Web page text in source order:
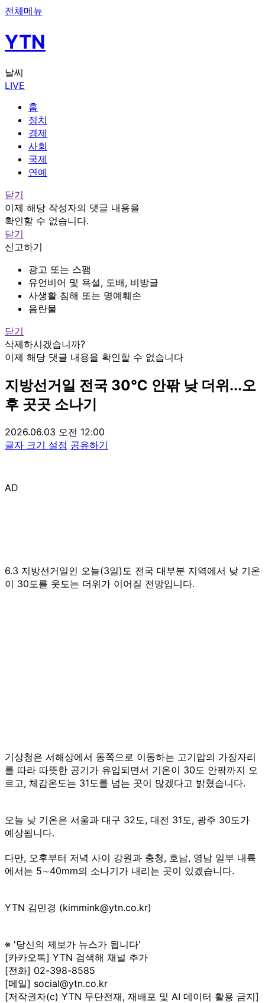
전체메뉴
YTN
날씨
LIVE
홈
정치
경제
사회
국제
연예
닫기
이제 해당 작성자의 댓글 내용을
확인할 수 없습니다.
닫기
신고하기
광고 또는 스팸
유언비어 및 욕설, 도배, 비방글
사생활 침해 또는 명예훼손
음란물
닫기
삭제하시겠습니까?
이제 해당 댓글 내용을 확인할 수 없습니다
지방선거일 전국 30℃ 안팎 낮 더위...오
후 곳곳 소나기
2026.06.03 오전 12:00
글자 크기 설정 공유하기
AD
6.3 지방선거일인 오늘(3일)도 전국 대부분 지역에서 낮 기온
이 30도를 웃도는 더위가 이어질 전망입니다.
기상청은 서해상에서 동쪽으로 이동하는 고기압의 가장자리
를 따라 따뜻한 공기가 유입되면서 기온이 30도 안팎까지 오
르고, 체감온도는 31도를 넘는 곳이 많겠다고 밝혔습니다.
오늘 낮 기온은 서울과 대구 32도, 대전 31도, 광주 30도가
예상됩니다.
다만, 오후부터 저녁 사이 강원과 충청, 호남, 영남 일부 내륙
에서는 5∼40mm의 소나기가 내리는 곳이 있겠습니다.
YTN 김민경 (kimmink@ytn.co.kr)
※ '당신의 제보가 뉴스가 됩니다'
[카카오톡] YTN 검색해 채널 추가
[전화] 02-398-8585
[메일] social@ytn.co.kr
[저작권자(c) YTN 무단전재, 재배포 및 AI 데이터 활용 금지]